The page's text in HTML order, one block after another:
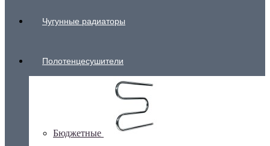
Чугунные радиаторы
Полотенцесушители
Бюджетные